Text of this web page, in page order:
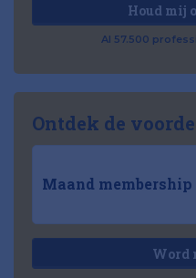
Houd mij
Al 57.500
Ontdek de
Maand membership
Word